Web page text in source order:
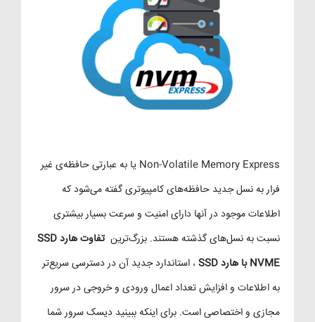
Non-Volatile Memory Express یا به عبارتی حافظه‌ی غیر
فرار به نسل جدید حافظه‌های کامپیوتری گفته می‌شود که
اطلاعات موجود در آنها دارای امنیت و سرعت بسیار بیشتری
نسبت به نسل‌های گذشته هستند. بزرگ‌ترین
تفاوت هارد SSD
NVME با هارد SSD
، استاندارد جدید آن در دسترسی سریع‌تر
به اطلاعات و افزایش تعداد اعمال ورودی و خروجی در سرور
مجازی و اختصاصی است. برای اینکه ببینید دیسک سرور شما